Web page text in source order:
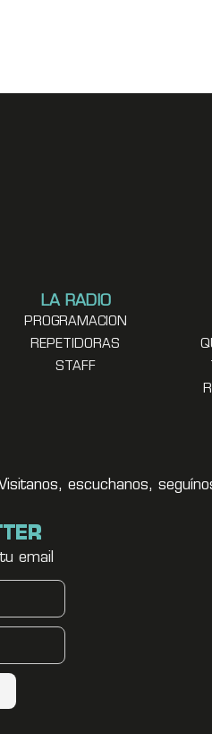
LA RADIO
PROGRAMACION
REPETIDORAS
STAFF
Visitanos, escuchanos,
email